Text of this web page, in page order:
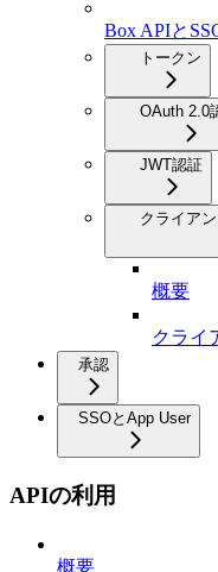
Box APIと
トークン
OAuth 2.0
JWT認証
クライア
概要
クライ
承認
SSOとApp User
APIの利用
概要